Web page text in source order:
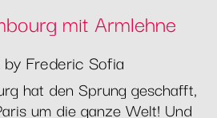
mit Armlehne
Frederic Sofia
hat den Sprung geschafft,
um die ganze Welt! Und